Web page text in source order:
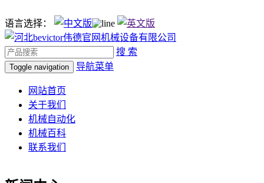
语言选择：
搜 索
Toggle navigation 导航菜单
网站首页
关于我们
机械自动化
机械百科
联系我们